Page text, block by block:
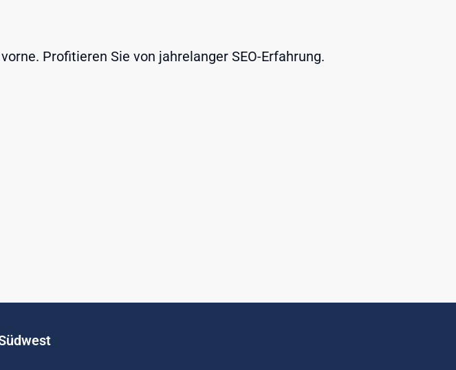
Profitieren Sie von jahrelanger SEO-Erfahrung.